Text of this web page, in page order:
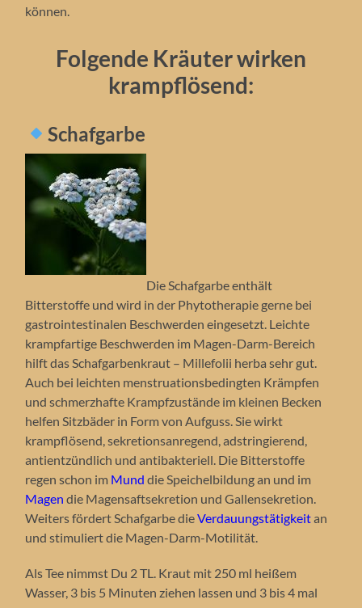
können.
Folgende Kräuter wirken
krampflösend:
Schafgarbe
Die Schafgarbe enthält
Bitterstoffe und wird in der Phytotherapie gerne bei
gastrointestinalen Beschwerden eingesetzt. Leichte
krampfartige Beschwerden im Magen-Darm-Bereich
hilft das Schafgarbenkraut – Millefolii herba sehr gut.
Auch bei leichten menstruationsbedingten Krämpfen
und schmerzhafte Krampfzustände im kleinen Becken
helfen Sitzbäder in Form von Aufguss. Sie wirkt
krampflösend, sekretionsanregend, adstringierend,
antientzündlich und antibakteriell. Die Bitterstoffe
regen schon im Mund die Speichelbildung an und im
Magen die Magensaftsekretion und Gallensekretion.
Weiters fördert Schafgarbe dieVerdauungstätigkeitan
und stimuliert die Magen-Darm-Motilität.
Als Tee nimmst Du 2 TL. Kraut mit 250 ml heißem
Wasser, 3 bis 5 Minuten ziehen lassen und 3 bis 4 mal